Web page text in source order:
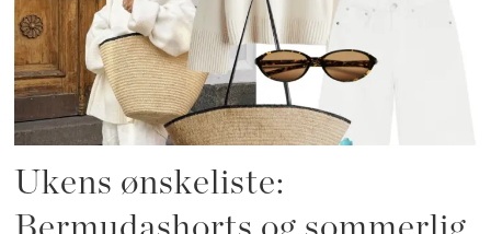
Ukens ønskeliste: